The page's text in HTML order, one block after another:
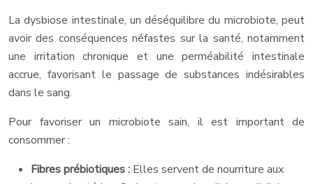
La dysbiose intestinale, un déséquilibre du microbiote, peut
avoir des conséquences néfastes sur la santé, notamment
une irritation chronique et une perméabilité intestinale
accrue, favorisant le passage de substances indésirables
dans le sang.
Pour favoriser un microbiote sain, il est important de
consommer :
Fibres prébiotiques : Elles servent de nourriture aux